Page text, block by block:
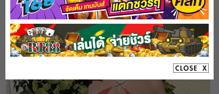
Yuka Murakami พยาบาลสาวสวยน่ารัก
January 20, 2025